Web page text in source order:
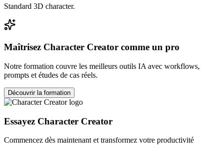
Standard 3D character.
Maîtrisez Character Creator comme un pro
Notre formation couvre les meilleurs outils IA avec workflows,
prompts et études de cas réels.
Découvrir la formation
Essayez Character Creator
Commencez dès maintenant et transformez votre productivité